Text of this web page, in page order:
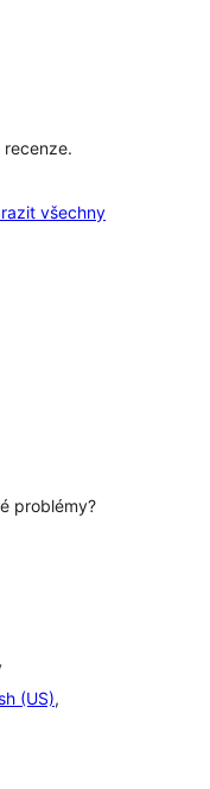
všechnyrecenze
problémy?
(US),